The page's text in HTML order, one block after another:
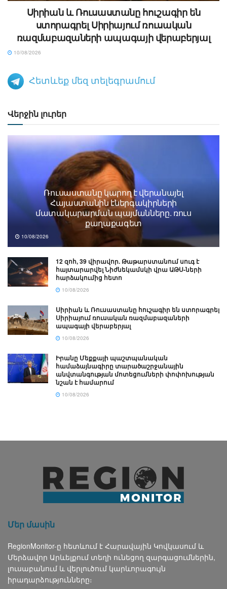
Սիրիան և Ռուսաստանը հուշագիր են
ստորագրել Սիրիայում ռուսական
ռազմաբազաների ապագայի վերաբերյալ
10/08/2026
Հետևեք մեզ տելեգրամում
Վերջին լուրեր
Ռուսաստանը կարող է վերանայել
Հայաստանին էներգակիրների
մատակարարման պայմանները. ռուս
քաղաքագետ
10/08/2026
12 զոհ, 39 վիրավոր. Թաթարստանում սուգ է
հայտարարվել Նիժնեկամսկի վրա ԱԹՍ-ների
հարձակումից հետո
10/08/2026
Սիրիան և Ռուսաստանը հուշագիր են ստորագրել
Սիրիայում ռուսական ռազմաբազաների
ապագայի վերաբերյալ
10/08/2026
Իրանը Մեքքայի պաշտպանական
համաձայնագիրը տարածաշրջանային
անվտանգության մոտեցումների փոփոխության
նշան է համարում
10/08/2026
Մեր մասին
RegionMonitor-ը հետևում է Հարավային Կովկասում և
Մերձավոր Արևելքում տեղի ունեցող զարգացումներին,
լուսաբանում և վերլուծում կարևորագույն
իրադարձությունները։